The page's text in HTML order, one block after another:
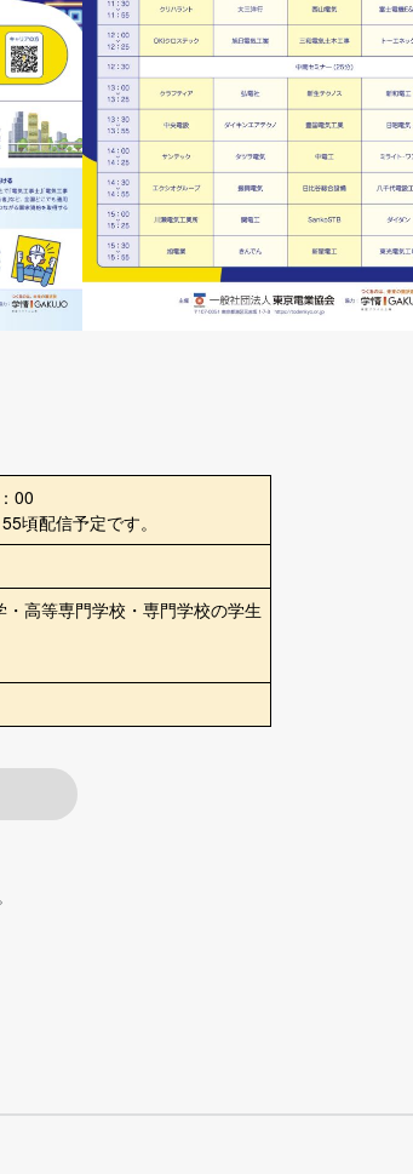
00
頃配信予定です。
・高等専門学校・専門学校の学生